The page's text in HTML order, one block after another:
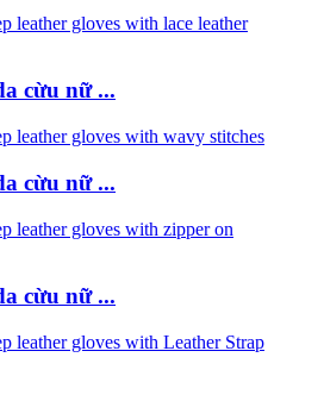
cừu nữ ...
cừu nữ ...
cừu nữ ...